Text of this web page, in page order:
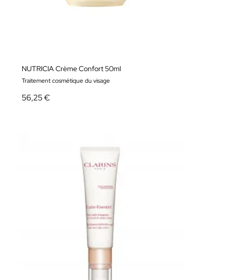
NUTRICIA Crème Confort 50ml
Traitement cosmétique du visage
56,25 €